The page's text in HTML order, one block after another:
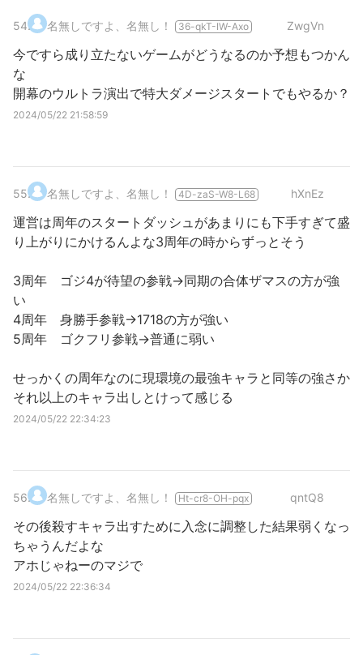
54. 名無しですよ、名無し！ 36-qkT-IW-Axo ZwgVn
今ですら成り立たないゲームがどうなるのか予想もつかん
な
開幕のウルトラ演出で特大ダメージスタートでもやるか？
2024/05/22 21:58:59
55. 名無しですよ、名無し！ 4D-zaS-W8-L68 hXnEz
運営は周年のスタートダッシュがあまりにも下手すぎて盛
り上がりにかけるんよな3周年の時からずっとそう
3周年 ゴジ4が待望の参戦→同期の合体ザマスの方が強
い
4周年 身勝手参戦→1718の方が強い
5周年 ゴクフリ参戦→普通に弱い
せっかくの周年なのに現環境の最強キャラと同等の強さか
それ以上のキャラ出しとけって感じる
2024/05/22 22:34:23
56. 名無しですよ、名無し！ Ht-cr8-OH-pqx qntQ8
その後殺すキャラ出すために入念に調整した結果弱くなっ
ちゃうんだよな
アホじゃねーのマジで
2024/05/22 22:36:34